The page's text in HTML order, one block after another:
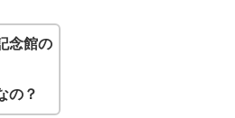
念館の
の？